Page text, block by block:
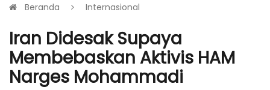
Beranda Internasional
Iran Didesak Supaya
Membebaskan Aktivis HAM
Narges Mohammadi